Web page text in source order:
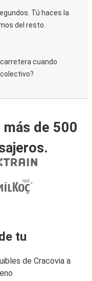
Tú haces la
del resto.
cuando
de 500
tu
de Cracovia a